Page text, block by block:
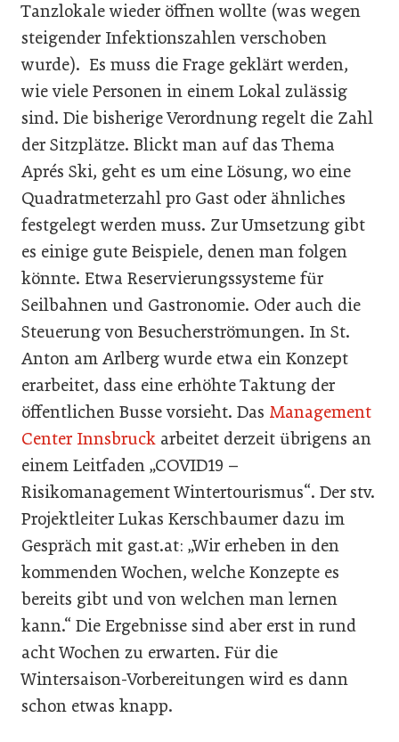
Tanzlokale wieder öffnen wollte (was wegen
steigender Infektionszahlen verschoben
wurde). Es muss die Frage geklärt werden,
wie viele Personen in einem Lokal zulässig
sind. Die bisherige Verordnung regelt die Zahl
der Sitzplätze. Blickt man auf das Thema
Aprés Ski, geht es um eine Lösung, wo eine
Quadratmeterzahl pro Gast oder ähnliches
festgelegt werden muss. Zur Umsetzung gibt
es einige gute Beispiele, denen man folgen
könnte. Etwa Reservierungssysteme für
Seilbahnen und Gastronomie. Oder auch die
Steuerung von Besucherströmungen. In St.
Anton am Arlberg wurde etwa ein Konzept
erarbeitet, dass eine erhöhte Taktung der
öffentlichen Busse vorsieht. Das Management
Center Innsbruck arbeitet derzeit übrigens an
einem Leitfaden „COVID19 –
Risikomanagement Wintertourismus“. Der stv.
Projektleiter Lukas Kerschbaumer dazu im
Gespräch mit gast.at: „Wir erheben in den
kommenden Wochen, welche Konzepte es
bereits gibt und von welchen man lernen
kann.“ Die Ergebnisse sind aber erst in rund
acht Wochen zu erwarten. Für die
Wintersaison-Vorbereitungen wird es dann
schon etwas knapp.